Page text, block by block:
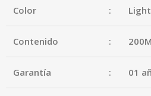
Color :
Contenido :
Garantía : 01